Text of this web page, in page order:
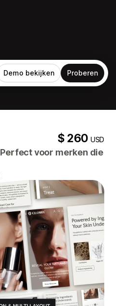
Demo bekijken Proberen
$ 260USD
Perfect voor merken die